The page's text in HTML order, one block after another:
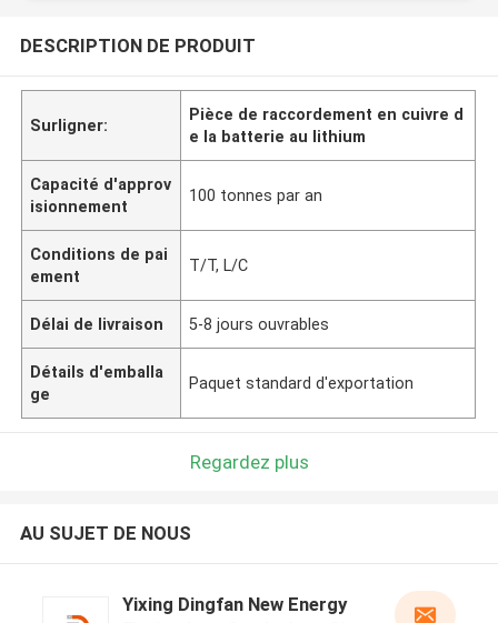
DESCRIPTION DE PRODUIT
Surligner:
Pièce de raccordement en cuivre d
e la batterie au lithium
Capacité d'approv
isionnement
100 tonnes par an
Conditions de pai
ement
T/T, L/C
Délai de livraison 5-8 jours ouvrables
Détails d'emballa
ge
Paquet standard d'exportation
Regardez plus
AU SUJET DE NOUS
Yixing Dingfan New Energy